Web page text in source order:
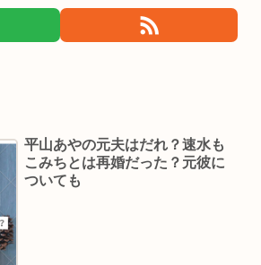
平山あやの元夫はだれ？速水も
こみちとは再婚だった？元彼に
ついても